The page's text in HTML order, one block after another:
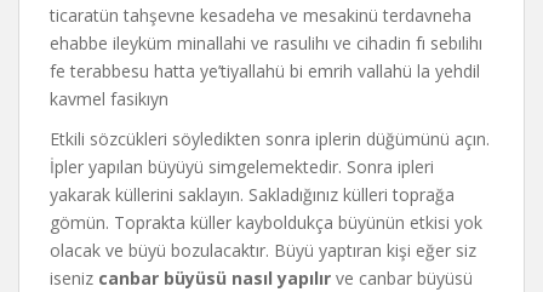
ticaratün tahşevne kesadeha ve mesakinü terdavneha
ehabbe ileyküm minallahi ve rasulihı ve cihadin fı sebılihı
fe terabbesu hatta ye’tiyallahü bi emrih vallahü la yehdil
kavmel fasikıyn
Etkili sözcükleri söyledikten sonra iplerin düğümünü açın.
İpler yapılan büyüyü simgelemektedir. Sonra ipleri
yakarak küllerini saklayın. Sakladığınız külleri toprağa
gömün. Toprakta küller kayboldukça büyünün etkisi yok
olacak ve büyü bozulacaktır. Büyü yaptıran kişi eğer siz
iseniz canbar büyüsü nasıl yapılır ve canbar büyüsü